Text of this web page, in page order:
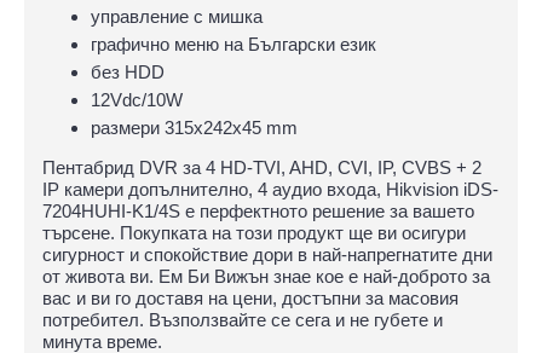
управлeние с мишка
графично меню на Български език
без HDD
12Vdc/10W
размери 315х242х45 mm
Пентабрид DVR за 4 HD-TVI, AHD, CVI, IP, CVBS + 2
IP камери допълнително, 4 аудио входа, Hikvision iDS-
7204HUHI-K1/4S е перфектното решение за вашето
търсене. Покупката на този продукт ще ви осигури
сигурност и спокойствие дори в най-напрегнатите дни
от живота ви. Ем Би Вижън знае кое е най-доброто за
вас и ви го доставя на цени, достъпни за масовия
потребител. Възползвайте се сега и не губете и
минута време.